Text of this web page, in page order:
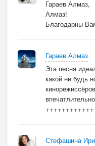
и скажу: Я
Русь, что
© Copyright:
Гараев Алмаз,
Алмаз!
Благодарны
Гараев Алмаз
Эта песня
какой ни будь
Стефашина